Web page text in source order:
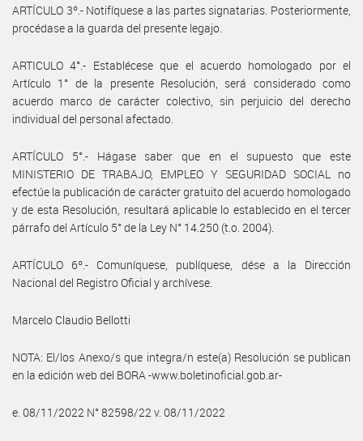
ARTÍCULO 3º.- Notifíquese a las partes signatarias. Posteriormente,
procédase a la guarda del presente legajo.
ARTICULO 4°.- Establécese que el acuerdo homologado por el
Artículo 1° de la presente Resolución, será considerado como
acuerdo marco de carácter colectivo, sin perjuicio del derecho
individual del personal afectado.
ARTÍCULO 5°.- Hágase saber que en el supuesto que este
MINISTERIO DE TRABAJO, EMPLEO Y SEGURIDAD SOCIAL no
efectúe la publicación de carácter gratuito del acuerdo homologado
y de esta Resolución, resultará aplicable lo establecido en el tercer
párrafo del Artículo 5° de la Ley N° 14.250 (t.o. 2004).
ARTÍCULO 6º.- Comuníquese, publíquese, dése a la Dirección
Nacional del Registro Oficial y archívese.
Marcelo Claudio Bellotti
NOTA: El/los Anexo/s que integra/n este(a) Resolución se publican
en la edición web del BORA -www.boletinoficial.gob.ar-
e. 08/11/2022 N° 82598/22 v. 08/11/2022